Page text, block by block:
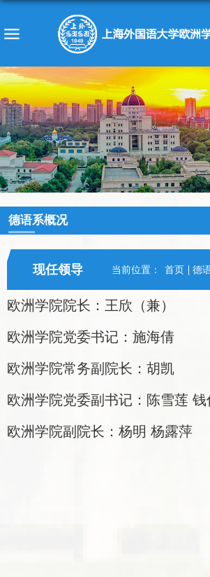
德语系概况
当前位置： 首页 德
现任领导
欧洲学院院长：王欣（兼）
欧洲学院党委书记：施海倩
欧洲学院常务副院长：胡凯
欧洲学院党委副书记：陈雪莲 钱
欧洲学院副院长：杨明 杨露萍